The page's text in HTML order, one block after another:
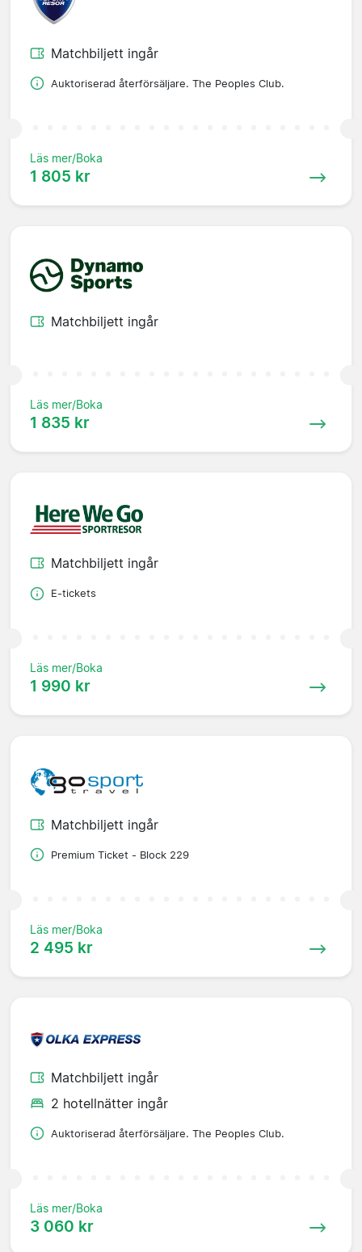
Matchbiljett ingår
Auktoriserad återförsäljare. The Peoples Club.
Läs mer/Boka
1 805 kr
Matchbiljett ingår
Läs mer/Boka
1 835 kr
Matchbiljett ingår
E-tickets
Läs mer/Boka
1 990 kr
Matchbiljett ingår
Premium Ticket - Block 229
Läs mer/Boka
2 495 kr
Matchbiljett ingår
2 hotellnätter ingår
Auktoriserad återförsäljare. The Peoples Club.
Läs mer/Boka
3 060 kr